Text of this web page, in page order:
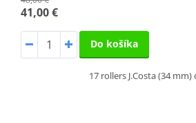
41,00 €
Do košíka
17 rollers J.Costa (34 mm)